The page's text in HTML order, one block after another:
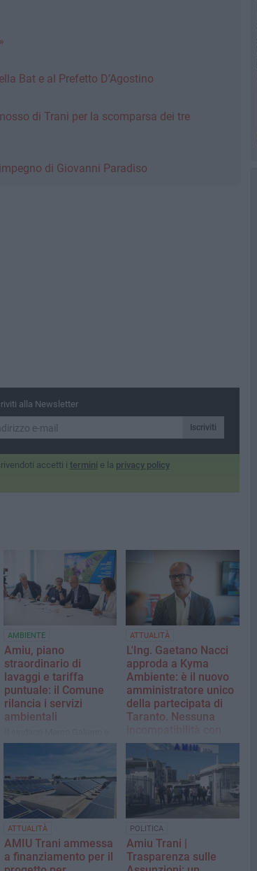
Bat e al Prefetto D’Agostino
di Trani per la scomparsa dei tre
di Giovanni Paradiso
alla Newsletter
Iscriviti
accetti i termini e la privacy policy
AMBIENTE
Amiu, piano
straordinario di
lavaggi e tariffa
puntuale: il Comune
rilancia i servizi
ambientali
gli assessori Cornacchia e
ATTUALITÀ
L'Ing. Gaetano Nacci
approda a Kyma
Ambiente: è il nuovo
amministratore unico
della partecipata di
Taranto. Nessuna
AMIU SpA
L'ingegnere assume il
vertice della società che
gestisce il servizio di igiene
urbana del capoluogo
ionico. Lo attende una fase
delicata di rilancio e
risanamento aziendale
ATTUALITÀ
AMIU Trani ammessa
a finanziamento per il
POLITICA
Amiu Trani |
Trasparenza sulle